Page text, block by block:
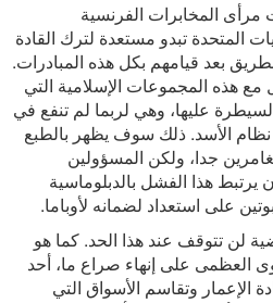
المخابرات الفرنسية
المتحدة تبدو مستعدة لترك القادة
بعد قيامهم بكل هذه المبادرات.
مع هذه المجموعات الإسلامية التي
عليها، وهي لربما لم تنفع في
نظام الأسد. ذلك سوف يظهر بالطبع
جدا، ولكن المسؤولين
يرتبط هذا الفشل بالدبلوماسية
على استعداد لضمانه لأوباما.
لن تتوقف عند هذا الحد. كما هو
العظمى على إنهاء صراع ما، أحد
الإعمار وتقاسم الأسواق التي